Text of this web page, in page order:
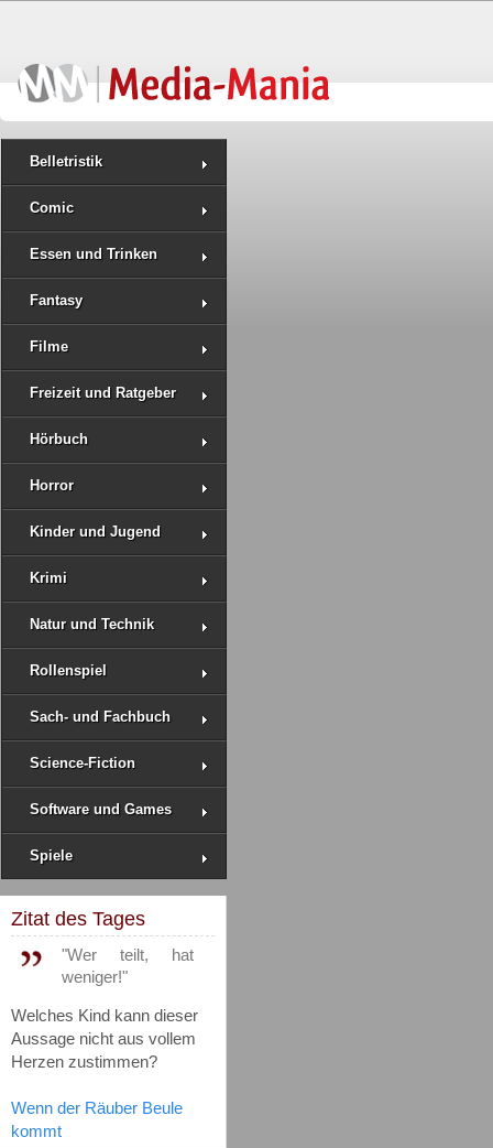
Belletristik
Comic
Essen und Trinken
Fantasy
Filme
Freizeit und Ratgeber
Hörbuch
Horror
Kinder und Jugend
Krimi
Natur und Technik
Rollenspiel
Sach- und Fachbuch
Science-Fiction
Software und Games
Spiele
Zitat des Tages
"Wer teilt, hat
weniger!"
Welches Kind kann dieser
Aussage nicht aus vollem
Herzen zustimmen?
Wenn der Räuber Beule
kommt